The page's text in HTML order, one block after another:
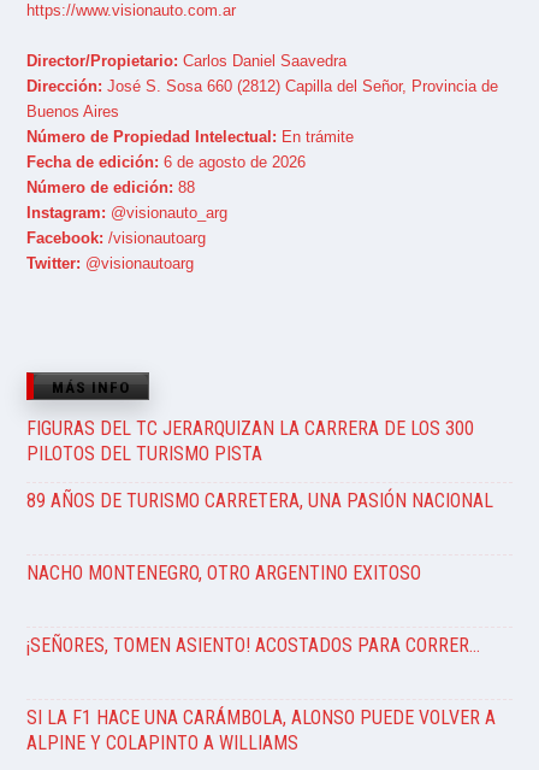
https://www.visionauto.com.ar
Director/Propietario: Carlos Daniel Saavedra
Dirección: José S. Sosa 660 (2812) Capilla del Señor, Provincia de
Buenos Aires
Número de Propiedad Intelectual: En trámite
Fecha de edición: 6 de agosto de 2026
Número de edición: 88
Instagram: @visionauto_arg
Facebook: /visionautoarg
Twitter: @visionautoarg
MÁS INFO
FIGURAS DEL TC JERARQUIZAN LA CARRERA DE LOS 300
PILOTOS DEL TURISMO PISTA
89 AÑOS DE TURISMO CARRETERA, UNA PASIÓN NACIONAL
NACHO MONTENEGRO, OTRO ARGENTINO EXITOSO
¡SEÑORES, TOMEN ASIENTO! ACOSTADOS PARA CORRER…
SI LA F1 HACE UNA CARÁMBOLA, ALONSO PUEDE VOLVER A
ALPINE Y COLAPINTO A WILLIAMS